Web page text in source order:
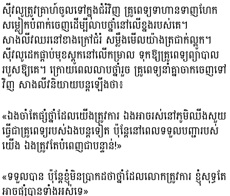
ស៊ីវលូត្រូវគ្រាហ៍ចូលទៅក្នុងជំរំវិញ គ្រូពេទ្យទាហានទាញហែក
សម្លៀកបំពាក់ចេញដើម្បីលាបថ្នាំនៅលើខ្នងរបស់គេ។
សាងលីវឈរនៅខាងក្រៅជំរំ សម្លឹងមើលយ៉ាងត្រជាក់ល្អូក។
ស៊ីវលូដេកផ្ដាប់មុខស្ដូកនៅលើកម្រាល ទុកឱ្យគ្រូពេទ្យព្យាបាល
របួសឱ្យគេ។ ក្រោយពេលលាបថ្នាំរួច គ្រូពេទ្យនាំគ្នាចាកចេញទៅ
វិញ សាងលីវនិយាយបន្តឡើងថា៖
«ឯងចាំតែផ្សំថ្នាំដែលយើងត្រូវការ ឯងអាចរស់នៅភូមិឈីងសួយ
ធ្វើជាគ្រូពេទ្យរបស់ឯងបន្តទៀត ប៉ុន្តែនៅពេលទទួលបញ្ជារបស់
យើង ឯងត្រូវតែបំពេញជាបន្ទាន់!»
«ទទួលបាន ប៉ុន្តែខ្ញុំមិនប្រាកដថាថ្នាំដែលលោកត្រូវការ ខ្ញុំសុទ្ធតែ
អាចផ្សំបានទាំងអស់ទេ»